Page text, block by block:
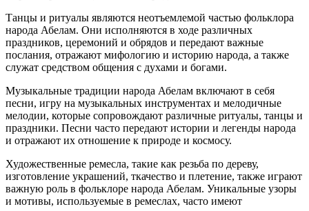
Танцы и ритуалы являются неотъемлемой частью фольклора
народа Абелам. Они исполняются в ходе различных
праздников, церемоний и обрядов и передают важные
послания, отражают мифологию и историю народа, а также
служат средством общения с духами и богами.
Музыкальные традиции народа Абелам включают в себя
песни, игру на музыкальных инструментах и мелодичные
мелодии, которые сопровождают различные ритуалы, танцы и
праздники. Песни часто передают истории и легенды народа
и отражают их отношение к природе и космосу.
Художественные ремесла, такие как резьба по дереву,
изготовление украшений, ткачество и плетение, также играют
важную роль в фольклоре народа Абелам. Уникальные узоры
и мотивы, используемые в ремеслах, часто имеют